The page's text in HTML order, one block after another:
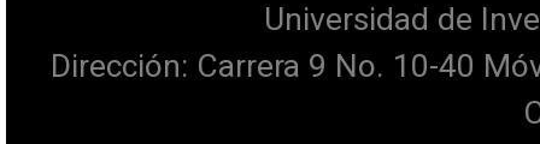
Universidad de
Dirección: Carrera 9 No. 10-40